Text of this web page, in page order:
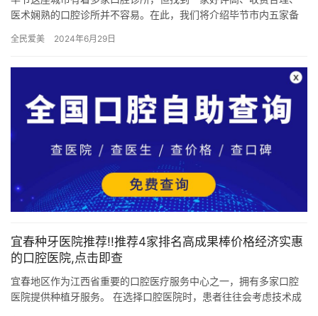
医术娴熟的口腔诊所并不容易。在此，我们将介绍毕节市内五家备
腔、毕…
全民爱美 2024年6月29日
宜春种牙医院推荐!!推荐4家排名高成果棒价格经济实惠
的口腔医院,点击即查
宜春地区作为江西省重要的口腔医疗服务中心之一，拥有多家口腔
医院提供种植牙服务。 在选择口腔医院时，患者往往会考虑技术成